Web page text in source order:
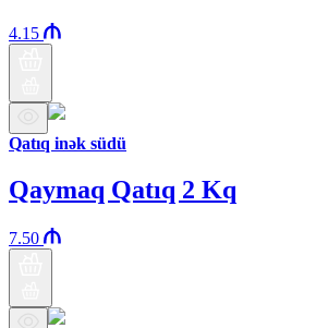
4.15
Qatıq inək südü
Qaymaq Qatıq 2 Kq
7.50